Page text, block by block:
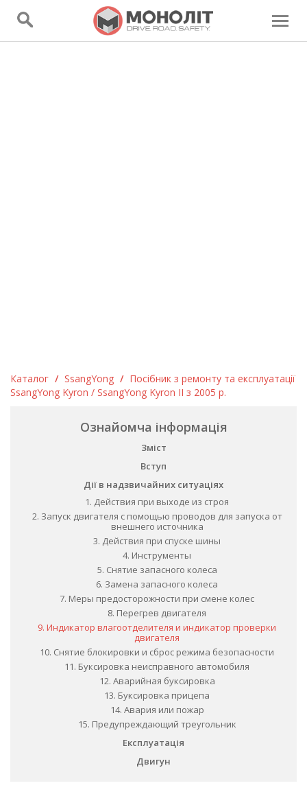
Каталог / SsangYong / Посібник з ремонту та експлуатації
SsangYong Kyron / SsangYong Kyron II з 2005 р.
Ознайомча інформація
Зміст
Вступ
Дії в надзвичайних ситуаціях
1. Действия при выходе из строя
2. Запуск двигателя с помощью проводов для запуска от
внешнего источника
3. Действия при спуске шины
4. Инструменты
5. Снятие запасного колеса
6. Замена запасного колеса
7. Меры предосторожности при смене колес
8. Перегрев двигателя
9. Индикатор влагоотделителя и индикатор проверки
двигателя
10. Снятие блокировки и сброс режима безопасности
11. Буксировка неисправного автомобиля
12. Аварийная буксировка
13. Буксировка прицепа
14. Авария или пожар
15. Предупреждающий треугольник
Експлуатація
Двигун